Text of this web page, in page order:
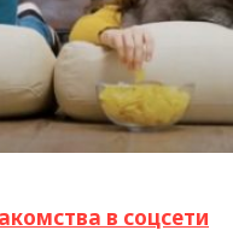
в соцсети